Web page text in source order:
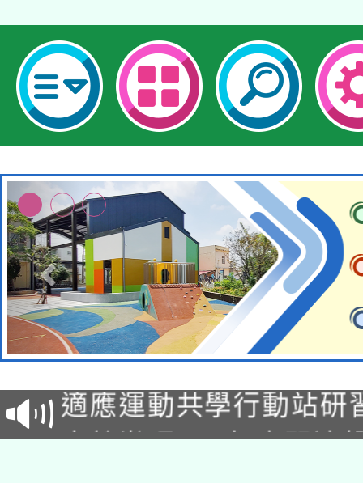
本校115學年度第2次
招甄選結果公告(無人
招)
適應運動共學行動站研
本館辦理115年度閱讀